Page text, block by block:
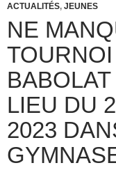
ACTUALITÉS, JEUNES
NE
LIEU DU
2023